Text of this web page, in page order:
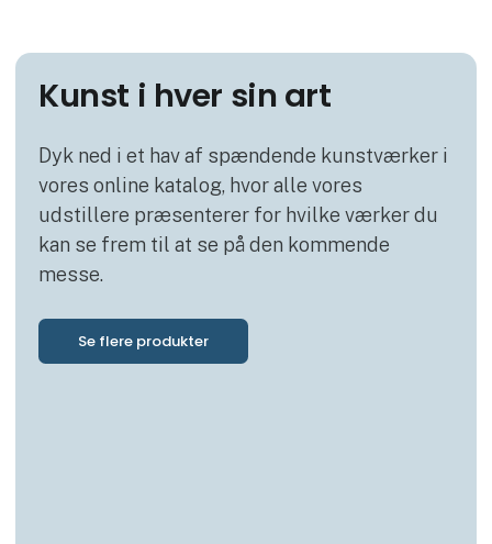
Kunst i hver sin art
Dyk ned i et hav af spændende kunstværker i
vores online katalog, hvor alle vores
udstillere præsenterer for hvilke værker du
kan se frem til at se på den kommende
messe.
Se flere produkter